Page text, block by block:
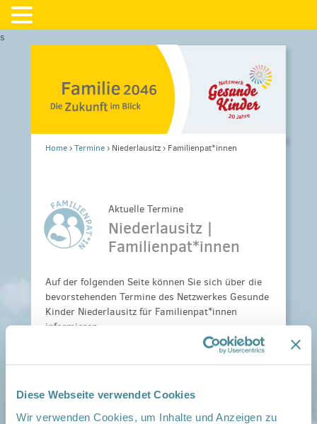
Diese Webseite verwendet Cookies
Wir verwenden Cookies, um Inhalte und Anzeigen zu
s
Home›Termine› Niederlausitz› Familienpat*innen
Aktuelle Termine
Niederlausitz |
Familienpat*innen
Auf der folgenden Seite können Sie sich über die
bevorstehenden Termine des Netzwerkes Gesunde
Kinder Niederlausitz für Familienpat*innen
informieren.
> andere Region auswählen